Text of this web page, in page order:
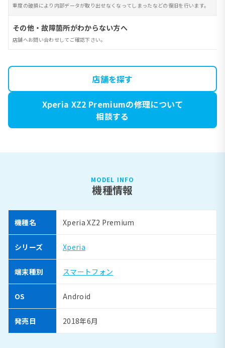
重度の破損により内部データが取り出せなくなってしまったなどの復旧を行います。
その他・故障箇所がわからない方へ
店舗へお問い合わせしてご確認下さい。
店舗を探す
Xperia XZ2 Premiumの修理について
相談する
MODEL INFO
機種情報
機種名 Xperia XZ2 Premium
シリーズ Xperia
端末種別 スマートフォン
OS Android
発売日 2018年6月